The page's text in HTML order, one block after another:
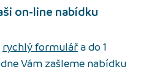
on-line nabídku
rychlý formulářa do 1
Vám zašleme nabídku